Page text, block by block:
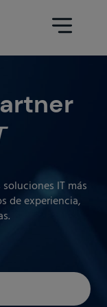
IT más
de experiencia,